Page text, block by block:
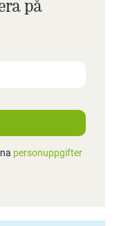
på
personuppgifter